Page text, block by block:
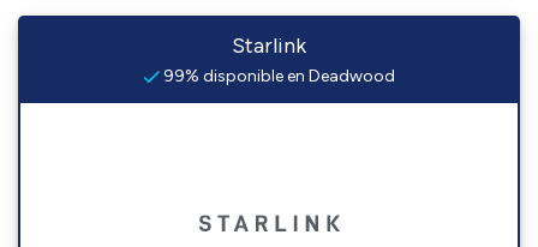
Starlink
99% disponible en Deadwood